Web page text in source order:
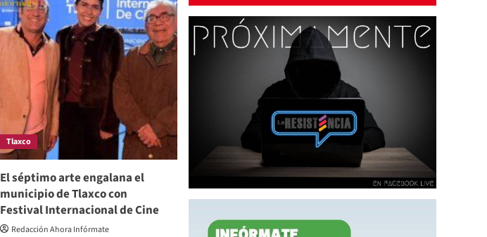
Tlaxco
El séptimo arte engalana el
municipio de Tlaxco con
Festival Internacional de Cine
Redacción Ahora Infórmate